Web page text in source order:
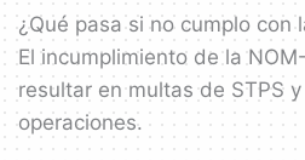
¿Qué pasa si no cumplo con
El incumplimiento de la
resultar en multas de STPS
operaciones.